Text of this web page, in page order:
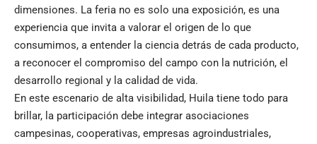
dimensiones. La feria no es solo una exposición, es una
experiencia que invita a valorar el origen de lo que
consumimos, a entender la ciencia detrás de cada producto,
a reconocer el compromiso del campo con la nutrición, el
desarrollo regional y la calidad de vida.
En este escenario de alta visibilidad, Huila tiene todo para
brillar, la participación debe integrar asociaciones
campesinas, cooperativas, empresas agroindustriales,